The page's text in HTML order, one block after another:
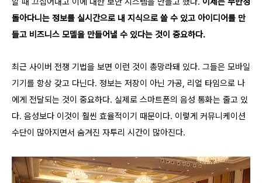
돌아다니는 정보를 실시간으로 내 지식으로 쓸 수 있고 아이디어를 만
들고 비즈니스 모델을 만들어낼 수 있다는 것이 중요하다.
최근 사이버 전쟁 기법을 보면 이런 것이 총망라돼 있다. 그들은 모바일
기기를 항상 갖고 다닌다. 정보는 저장이 아닌 가공, 리얼 타임으로 나
에게 전달되는 것이 중요하다. 실제로 스마트폰의 음성 통화는 줄고 있
다. 음성보다 이것이 훨씬 효율적이기 때문이다. 이렇게 커뮤니케이션
수단이 많아지면서 숨겨진 자투리 시간이 많아진다.